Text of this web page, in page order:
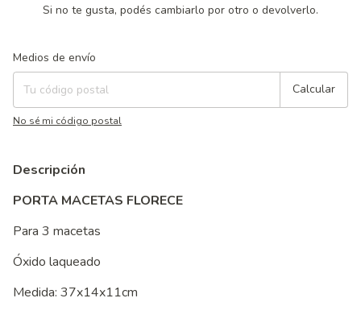
Si no te gusta, podés cambiarlo por otro o devolverlo.
Entregas para el CP:
Medios de envío
Calcular
No sé mi código postal
Descripción
PORTA MACETAS FLORECE
Para 3 macetas
Óxido laqueado
Medida: 37x14x11cm